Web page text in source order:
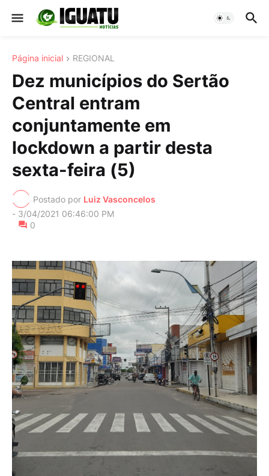
Página inicial REGIONAL
Dez municípios do Sertão
Central entram
conjuntamente em
lockdown a partir desta
sexta-feira (5)
Postado por Luiz Vasconcelos
- 3/04/2021 06:46:00 PM
0